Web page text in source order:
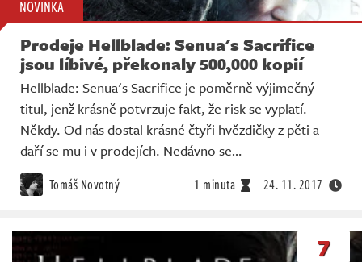
NOVINKA
Prodeje Hellblade: Senua's Sacrifice
jsou líbivé, překonaly 500,000 kopií
Hellblade: Senua's Sacrifice je poměrně výjimečný
titul, jenž krásně potvrzuje fakt, že risk se vyplatí.
Někdy. Od nás dostal krásné čtyři hvězdičky z pěti a
daří se mu i v prodejích. Nedávno se…
Tomáš Novotný 1 minuta 24. 11. 2017
7